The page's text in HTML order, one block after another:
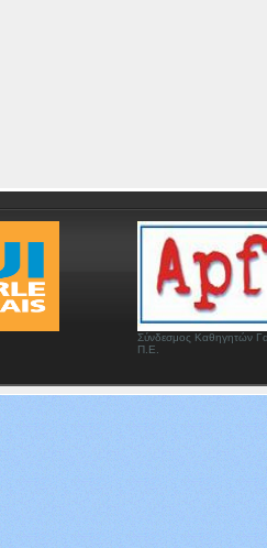
Σύνδεσμος Καθηγητών
Π.Ε.